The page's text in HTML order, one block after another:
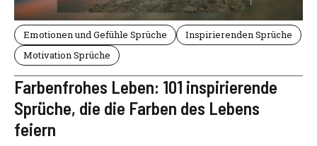
Emotionen und Gefühle Sprüche
Inspirierenden Sprüche
Motivation Sprüche
Farbenfrohes Leben: 101 inspirierende
Sprüche, die die Farben des Lebens
feiern